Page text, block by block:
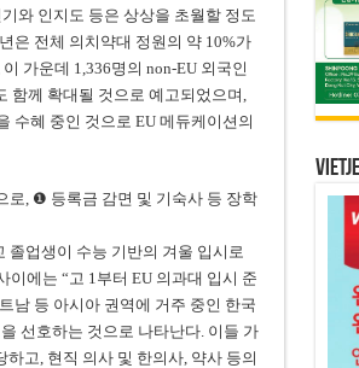
와 인지도 등은 상상을 초월할 정도
은 전체 의치약대 정원의 약 10%가
가운데 1,336명의 non-EU 외국인
함께 확대될 것으로 예고되었으며,
수혜 중인 것으로 EU 메듀케이션의
로, ❶ 등록금 감면 및 기숙사 등 장학
졸업생이 수능 기반의 겨울 입시로
이에는 “고 1부터 EU 의과대 입시 준
남 등 아시아 권역에 거주 중인 한국
선호하는 것으로 나타난다. 이들 가
고, 현직 의사 및 한의사, 약사 등의